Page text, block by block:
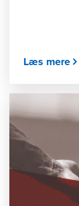
Læs mere